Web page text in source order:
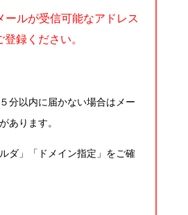
ールが受信可能なアドレス
登録ください。
分以内に届かない場合はメー
あります。
ダ」「ドメイン指定」をご確